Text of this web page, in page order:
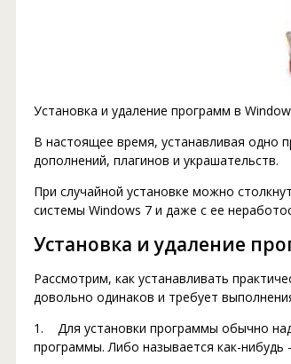
Установка и удаление программ в
В настоящее время, устанавливая одно
дополнений, плагинов и украшательств.
При случайной установке можно
системы Windows 7 и даже с ее
Установка и удаление
Рассмотрим, как устанавливать
довольно одинаков и требует
1. Для установки программы обычно
программы. Либо называется как-нибудь